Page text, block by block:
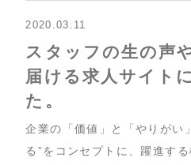
2020.03.11
スタッフの生の声
届ける求人サイト
た。
企業の「価値」と「やりがい
る”をコンセプトに、躍進す